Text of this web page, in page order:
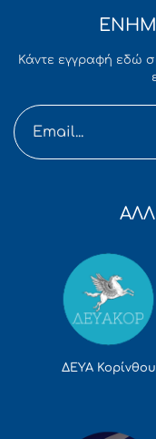
Κάντε εγγραφή εδώ
ΔΕΥΑ Κορίνθου